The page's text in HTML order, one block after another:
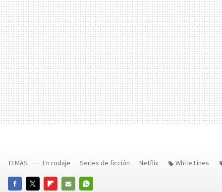
TEMAS En rodaje Series de ficción Netflix White Lines